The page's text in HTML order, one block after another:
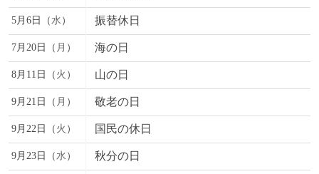
5月6日（ 水 ） 振替休日
7月20日（ 月 ） 海の日
8月11日（ 火 ） 山の日
9月21日（ 月 ） 敬老の日
9月22日（ 火 ） 国民の休日
9月23日（ 水 ） 秋分の日